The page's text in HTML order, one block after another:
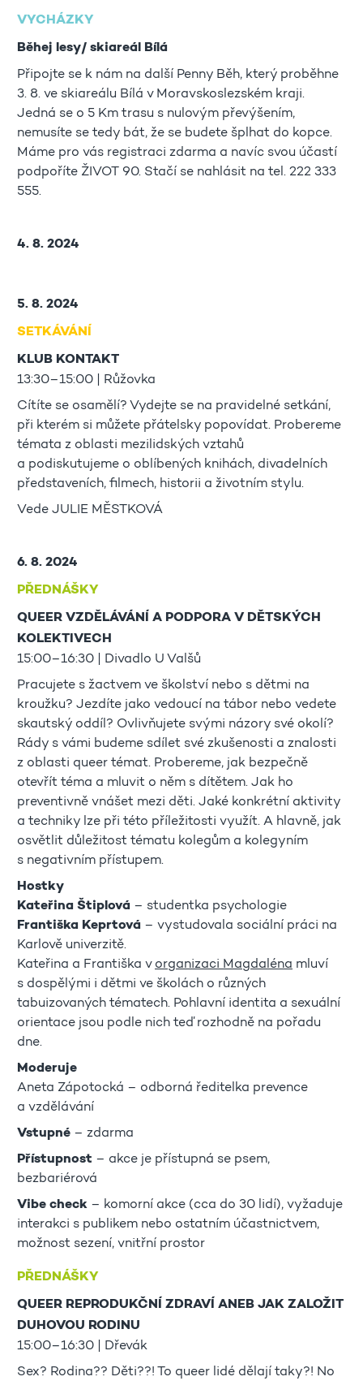
VYCHÁZKY
Běhej lesy/ skiareál Bílá
Připojte se k nám na další Penny Běh, který proběhne
3. 8. ve skiareálu Bílá v Moravskoslezském kraji.
Jedná se o 5 Km trasu s nulovým převýšením,
nemusíte se tedy bát, že se budete šplhat do kopce.
Máme pro vás registraci zdarma a navíc svou účastí
podpoříte ŽIVOT 90. Stačí se nahlásit na tel. 222 333
555.
4. 8. 2024
5. 8. 2024
SETKÁVÁNÍ
KLUB KONTAKT
13:30–15:00 | Růžovka
Cítíte se osamělí? Vydejte se na pravidelné setkání,
při kterém si můžete přátelsky popovídat. Probereme
témata z oblasti mezilidských vztahů
a podiskutujeme o oblíbených knihách, divadelních
představeních, filmech, historii a životním stylu.
Vede JULIE MĚSTKOVÁ
6. 8. 2024
PŘEDNÁŠKY
QUEER VZDĚLÁVÁNÍ A PODPORA V DĚTSKÝCH
KOLEKTIVECH
15:00–16:30 | Divadlo U Valšů
Pracujete s žactvem ve školství nebo s dětmi na
kroužku? Jezdíte jako vedoucí na tábor nebo vedete
skautský oddíl? Ovlivňujete svými názory své okolí?
Rády s vámi budeme sdílet své zkušenosti a znalosti
z oblasti queer témat. Probereme, jak bezpečně
otevřít téma a mluvit o něm s dítětem. Jak ho
preventivně vnášet mezi děti. Jaké konkrétní aktivity
a techniky lze při této příležitosti využít. A hlavně, jak
osvětlit důležitost tématu kolegům a kolegyním
s negativním přístupem.
Hostky
Kateřina Štiplová – studentka psychologie
Františka Keprtová – vystudovala sociální práci na
Karlově univerzitě.
Kateřina a Františka v organizaci Magdaléna mluví
s dospělými i dětmi ve školách o různých
tabuizovaných tématech. Pohlavní identita a sexuální
orientace jsou podle nich teď rozhodně na pořadu
dne.
Moderuje
Aneta Zápotocká – odborná ředitelka prevence
a vzdělávání
Vstupné – zdarma
Přístupnost – akce je přístupná se psem,
bezbariérová
Vibe check – komorní akce (cca do 30 lidí), vyžaduje
interakci s publikem nebo ostatním účastnictvem,
možnost sezení, vnitřní prostor
PŘEDNÁŠKY
QUEER REPRODUKČNÍ ZDRAVÍ ANEB JAK ZALOŽIT
DUHOVOU RODINU
15:00–16:30 | Dřevák
Sex? Rodina?? Děti??! To queer lidé dělají taky?! No